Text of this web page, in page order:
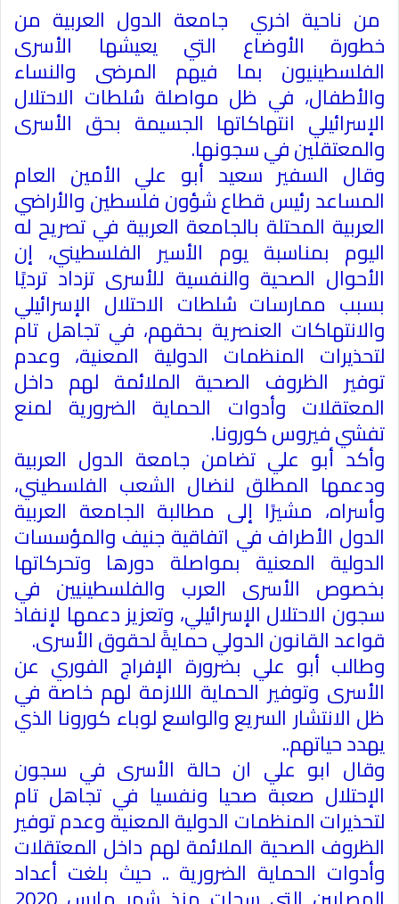
من ناحية اخري جامعة الدول العربية من
خطورة الأوضاع التي يعيشها الأسرى
الفلسطينيون بما فيهم المرضى والنساء
والأطفال، في ظل مواصلة سُلطات الاحتلال
الإسرائيلي انتهاكاتها الجسيمة بحق الأسرى
والمعتقلين في سجونها.
وقال السفير سعيد أبو علي الأمين العام
المساعد رئيس قطاع شؤون فلسطين والأراضي
العربية المحتلة بالجامعة العربية في تصريح له
اليوم بمناسبة يوم الأسير الفلسطيني، إن
الأحوال الصحية والنفسية للأسرى تزداد ترديًا
بسبب ممارسات سُلطات الاحتلال الإسرائيلي
والانتهاكات العنصرية بحقهم، في تجاهل تام
لتحذيرات المنظمات الدولية المعنية، وعدم
توفير الظروف الصحية الملائمة لهم داخل
المعتقلات وأدوات الحماية الضرورية لمنع
تفشي فيروس كورونا.
وأكد أبو علي تضامن جامعة الدول العربية
ودعمها المطلق لنضال الشعب الفلسطيني،
وأسراه، مشيرًا إلى مطالبة الجامعة العربية
الدول الأطراف في اتفاقية جنيف والمؤسسات
الدولية المعنية بمواصلة دورها وتحركاتها
بخصوص الأسرى العرب والفلسطينيين في
سجون الاحتلال الإسرائيلي، وتعزيز دعمها لإنفاذ
قواعد القانون الدولي حمايةً لحقوق الأسرى.
وطالب أبو علي بضرورة الإفراج الفوري عن
الأسرى وتوفير الحماية اللازمة لهم خاصة في
ظل الانتشار السريع والواسع لوباء كورونا الذي
يهدد حياتهم..
وقال ابو علي ان حالة الأسرى في سجون
الإحتلال صعبة صحيا ونفسيا في تجاهل تام
لتحذيرات المنظمات الدولية المعنية وعدم توفير
الظروف الصحية الملائمة لهم داخل المعتقلات
وأدوات الحماية الضرورية .. حيث بلغت أعداد